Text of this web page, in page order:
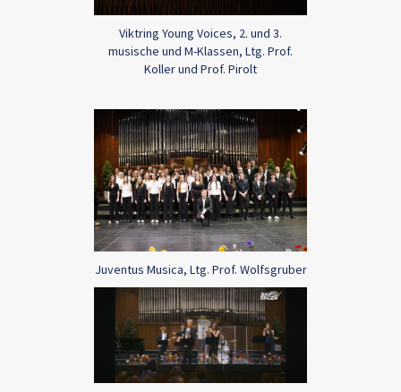
Viktring Young Voices, 2. und 3.
musische und M-Klassen, Ltg. Prof.
Koller und Prof. Pirolt
Juventus Musica, Ltg. Prof. Wolfsgruber